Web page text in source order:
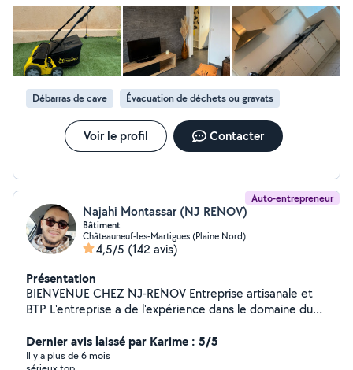
pour le montage de meubles, les petits travaux, les
réparations, l'aménagement intérieur et divers travaux
de bricolage. Ponctuel, fiable et respectueux, je mets
un point d'honneur à honorer mes engagements et à
satisfaire les personnes qui me font confiance. N'hésitez
pas à me contacter pour discuter de votre projet. Belle
journée Mehdi
Débarras de cave Évacuation de déchets ou gravats
Voir le profil Contacter
Auto-entrepreneur
Najahi Montassar (NJ RENOV)
Bâtiment
Châteauneuf-les-Martigues (Plaine Nord)
4,5/5 (142 avis)
Présentation
BIENVENUE CHEZ NJ-RENOV Entreprise artisanale et
BTP L'entreprise a de l'expérience dans le domaine du
Dernier avis laissé par Karime : 5/5
Il y a plus de 6 mois